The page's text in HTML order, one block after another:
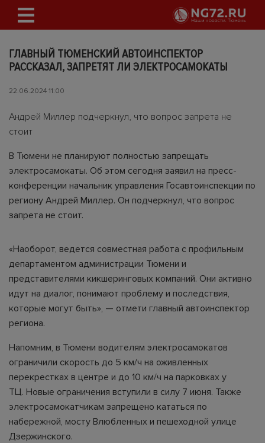
ГЛАВНЫЙ ТЮМЕНСКИЙ АВТОИНСПЕКТОР
РАССКАЗАЛ, ЗАПРЕТЯТ ЛИ ЭЛЕКТРОСАМОКАТЫ
22.06.2024 11:00
Андрей Миллер подчеркнул, что вопрос запрета не
стоит
В Тюмени не планируют полностью запрещать
электросамокаты. Об этом сегодня заявил на пресс-
конференции начальник управления Госавтоинспекции по
региону Андрей Миллер. Он подчеркнул, что вопрос
запрета не стоит.
«Наоборот, ведется совместная работа с профильным
департаментом администрации Тюмени и
представителями кикшеринговых компаний. Они активно
идут на диалог, понимают проблему и последствия,
которые могут быть», — отмети главный автоинспектор
региона.
Напомним, в Тюмени водителям электросамокатов
ограничили скорость до 5 км/ч на оживленных
перекрестках в центре и до 10 км/ч на парковках у
ТЦ. Новые ограничения вступили в силу 7 июня. Также
электросамокатчикам запрещено кататься по
набережной, мосту Влюбленных и пешеходной улице
Дзержинского.